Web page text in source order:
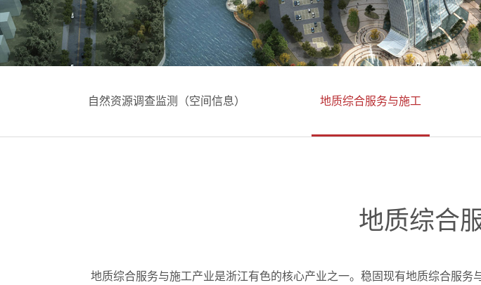
自然资源调查监测（空间信息） 地质综合服务与施工
地质综合
地质综合服务与施工产业是浙江有色的核心产业之一。稳固现有地质综合服